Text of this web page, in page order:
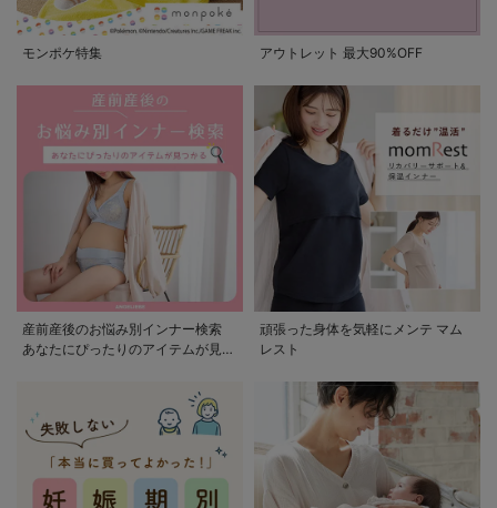
モンポケ特集 アウトレット 最大90%OFF
産前産後のお悩み別インナー検索
あなたにぴったりのアイテムが見つ
頑張った身体を気軽にメンテ マム
レスト